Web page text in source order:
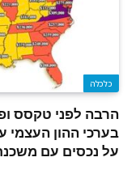
כלכלה
הרבה לפני טקסס
על נכסים עם